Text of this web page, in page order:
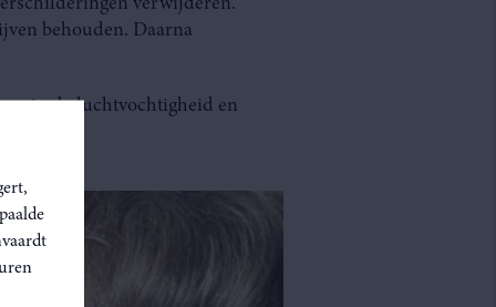
verwijderen.
behouden. Daarna
in de luchtvochtigheid en